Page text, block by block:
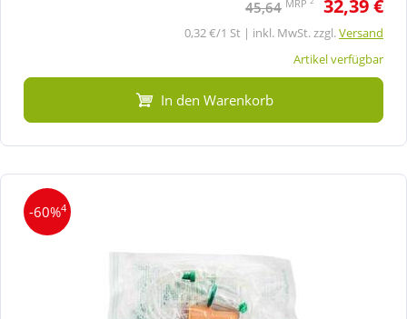
45,64 MRP 32,39 €
0,32 €/1 St | inkl. MwSt. zzgl.Versand
Artikel verfügbar
In den Warenkorb
-60%4